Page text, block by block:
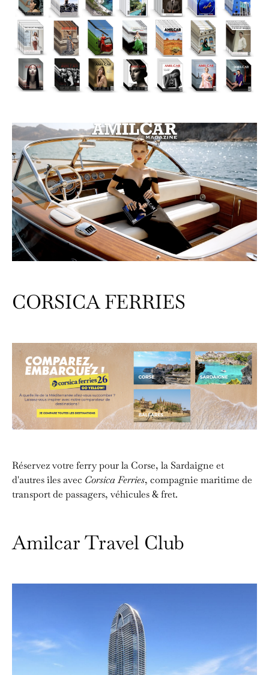
CORSICA FERRIES
Réservez votre ferry pour la Corse, la Sardaigne et
d'autres îles avec Corsica Ferries, compagnie maritime de
transport de passagers, véhicules & fret.
Amilcar Travel Club